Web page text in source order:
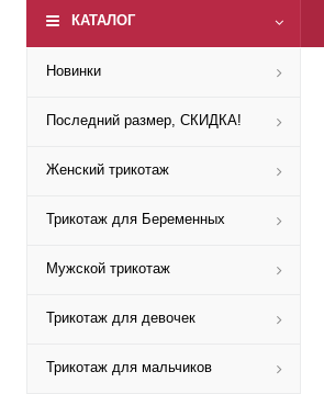
КАТАЛОГ
Новинки
Последний размер, СКИДКА!
Женский трикотаж
Трикотаж для Беременных
Мужской трикотаж
Трикотаж для девочек
Трикотаж для мальчиков